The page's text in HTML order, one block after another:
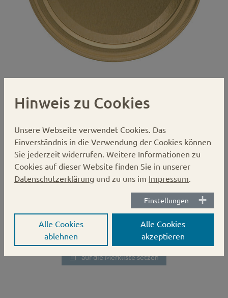
Gläserdeckel 82mm gold Deep Twist-
Karton:
550 Stück
Palette kartoniert:
13200 Stück
Verschluss:
Deep Twist-off
Deckel-Durchmesser: 82 mm
Höhe des Deckels: ca 1,4cm
auf die Merkliste setzen
Hinweis zu Cookies
Unsere Webseite verwendet Cookies. Das
Einverständnis in die Verwendung der Cookies können
Sie jederzeit widerrufen. Weitere Informationen zu
Cookies auf dieser Website finden Sie in unserer
Datenschutzerklärung und zu uns im Impressum
Einstellungen
Alle Cookies
ablehnen
Alle Cookies
akzeptieren